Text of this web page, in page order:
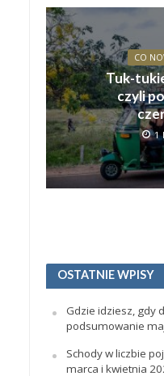
CO
Tuk-
czyli
1
OSTATNIE WPISY
Gdzie idziesz, gdy
podsumowanie
Schody w liczbie
marca i kwietnia